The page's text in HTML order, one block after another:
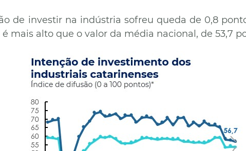
de investir na indústria sofreu queda de 0,8
mais alto que o valor da média nacional, de 53,7